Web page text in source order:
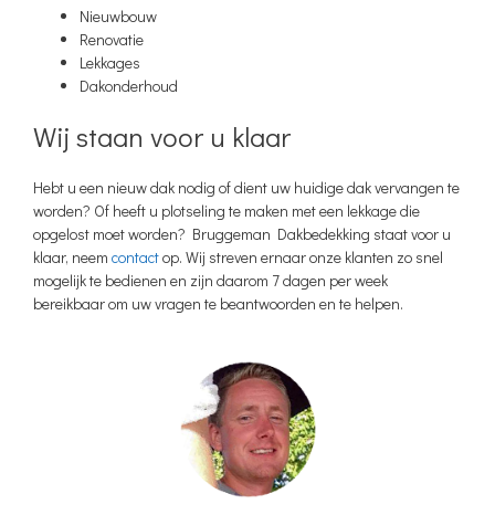
Nieuwbouw
Renovatie
Lekkages
Dakonderhoud
Wij staan voor u klaar
Hebt u een nieuw dak nodig of dient uw huidige dak vervangen te
worden? Of heeft u plotseling te maken met een lekkage die
opgelost moet worden? Bruggeman Dakbedekking staat voor u
klaar, neem contactop. Wij streven ernaar onze klanten zo snel
mogelijk te bedienen en zijn daarom 7 dagen per week
bereikbaar om uw vragen te beantwoorden en te helpen.